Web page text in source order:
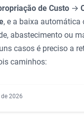
de Custo →
, e a baixa automática
abastecimento ou
casos é preciso a
caminhos:
2026